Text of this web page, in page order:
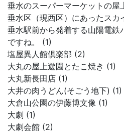
垂水のスーパーマーケットの屋
垂水区（現西区）にあったスカ
垂水駅前から発着する山陽電鉄
ですね。 (1)
塩屋異人館倶楽部 (2)
大丸の屋上遊園とたこ焼き (1)
大丸新長田店 (1)
大井の肉うどん(そごう地下) (1)
大倉山公園の伊藤博文像 (1)
大劇 (1)
大劇会館 (2)